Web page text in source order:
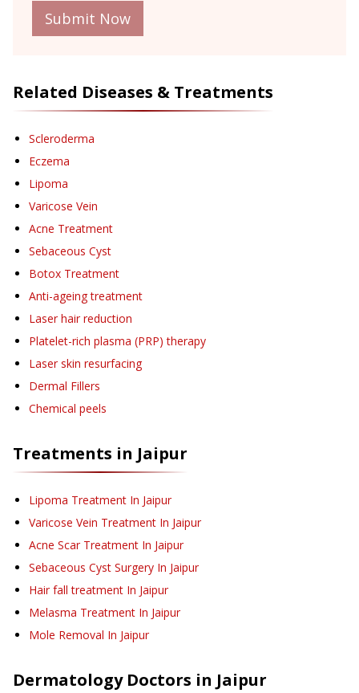
Submit Now
Related Diseases & Treatments
Scleroderma
Eczema
Lipoma
Varicose Vein
Acne Treatment
Sebaceous Cyst
Botox Treatment
Anti-ageing treatment
Laser hair reduction
Platelet-rich plasma (PRP) therapy
Laser skin resurfacing
Dermal Fillers
Chemical peels
Treatments in Jaipur
Lipoma Treatment In Jaipur
Varicose Vein Treatment In Jaipur
Acne Scar Treatment In Jaipur
Sebaceous Cyst Surgery In Jaipur
Hair fall treatment In Jaipur
Melasma Treatment In Jaipur
Mole Removal In Jaipur
DermatologyDoctors in Jaipur